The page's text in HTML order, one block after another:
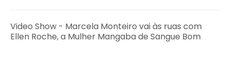
Video Show - Marcela Monteiro vai às ruas com
Ellen Roche, a Mulher Mangaba de Sangue Bom